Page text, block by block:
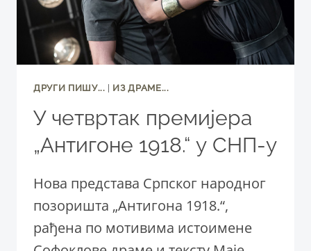
ДРУГИ ПИШУ... ИЗ ДРАМЕ...
У четвртак премијера
„Антигоне 1918.“ у СНП-у
Нова представа Српског народног
позоришта „Антигона 1918.“,
рађена по мотивима истоимене